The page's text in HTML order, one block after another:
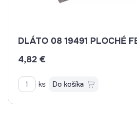
DLÁTO 08 19491 PLOCHÉ
4,82 €
ks Do košíka